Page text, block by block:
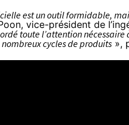
est un outil formidable,
vice-président de
toute l’attention
cycles de produits »,